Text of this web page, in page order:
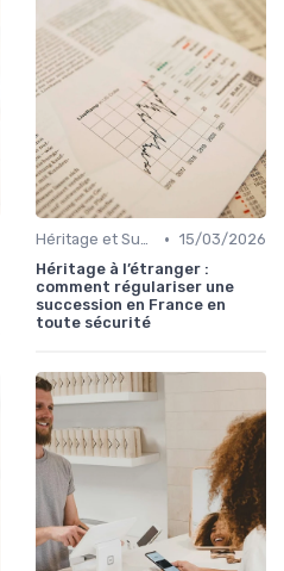
Héritage et Succession • 15/03/2026
Héritage à l’étranger :
comment régulariser une
succession en France en
toute sécurité